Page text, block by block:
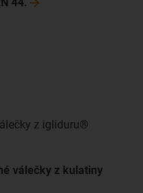
z igliduru®
válečky z kulatiny